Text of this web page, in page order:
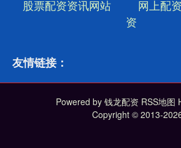
股票配资资讯网站 网上配资
资
友情链接：
Powered by 钱龙配资 RSS地图
Copyright © 2013-